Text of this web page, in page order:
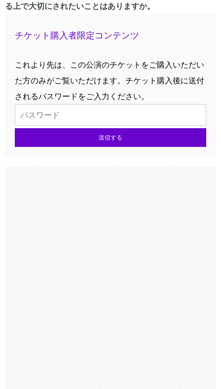
る上で大切にされたいことはありますか。
チケット購入者限定コンテンツ
これより先は、この公演のチケットをご購入いただい
た方のみがご覧いただけます。チケット購入後に送付
されるパスワードをご入力ください。
送信する